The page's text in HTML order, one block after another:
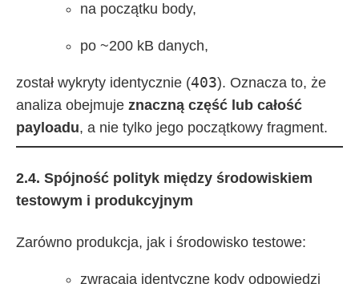
na początku body,
po ~200 kB danych,
został wykryty identycznie (403). Oznacza to, że
analiza obejmuje znaczną część lub całość
payloadu, a nie tylko jego początkowy fragment.
2.4. Spójność polityk między środowiskiem
testowym i produkcyjnym
Zarówno produkcja, jak i środowisko testowe:
zwracają identyczne kody odpowiedzi